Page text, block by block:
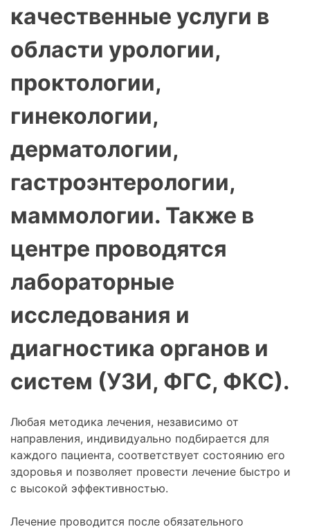
качественные услуги в
области урологии,
проктологии,
гинекологии,
дерматологии,
гастроэнтерологии,
маммологии. Также в
центре проводятся
лабораторные
исследования и
диагностика органов и
систем (УЗИ, ФГС, ФКС).
Любая методика лечения, независимо от
направления, индивидуально подбирается для
каждого пациента, соответствует состоянию его
здоровья и позволяет провести лечение быстро и
с высокой эффективностью.
Лечение проводится после обязательного